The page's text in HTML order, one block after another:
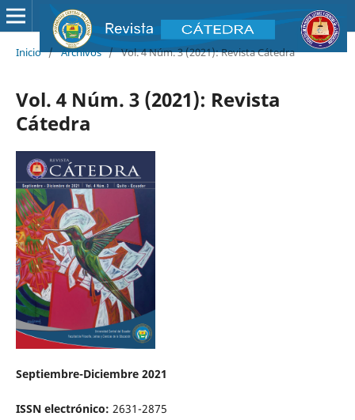
Inicio / Archivos / Vol. 4 Núm. 3 (2021): Revista Cátedra
Vol. 4 Núm. 3 (2021): Revista
Cátedra
Septiembre-Diciembre 2021
ISSN electrónico: 2631-2875